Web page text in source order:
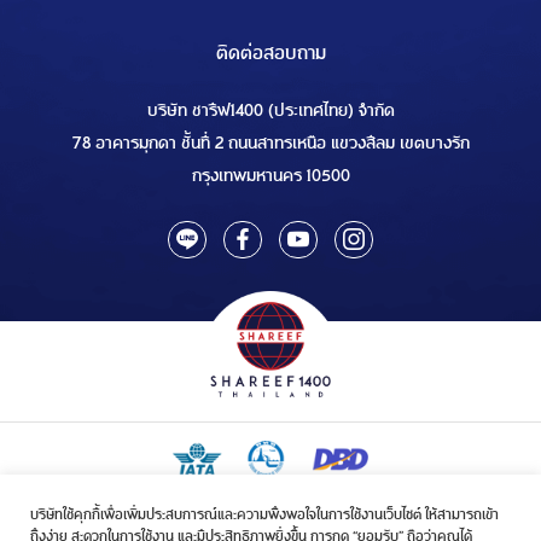
บริษัทใช้คุกกี้เพื่อเพิ่มประสบการณ์และความพึงพอใจในการใช้งานเว็บไซต์ ให้สามารถเข้า
ถึงง่าย สะดวกในการใช้งาน และมีประสิทธิภาพยิ่งขึ้น การกด “ยอมรับ” ถือว่าคุณได้
ติดต่อสอบถาม
บริษัท ชารีฟ1400 (ประเทศไทย) จำกัด
78 อาคารมุกดา ชั้นที่ 2 ถนนสาทรเหนือ แขวงสีลม เขตบางรัก
กรุงเทพมหานคร 10500
ใบอนุญาตเป็นผู้ประกอบกิจการรับจัดบริการขนส่งในกิจการฮัจย์เลขที่ 1/2568